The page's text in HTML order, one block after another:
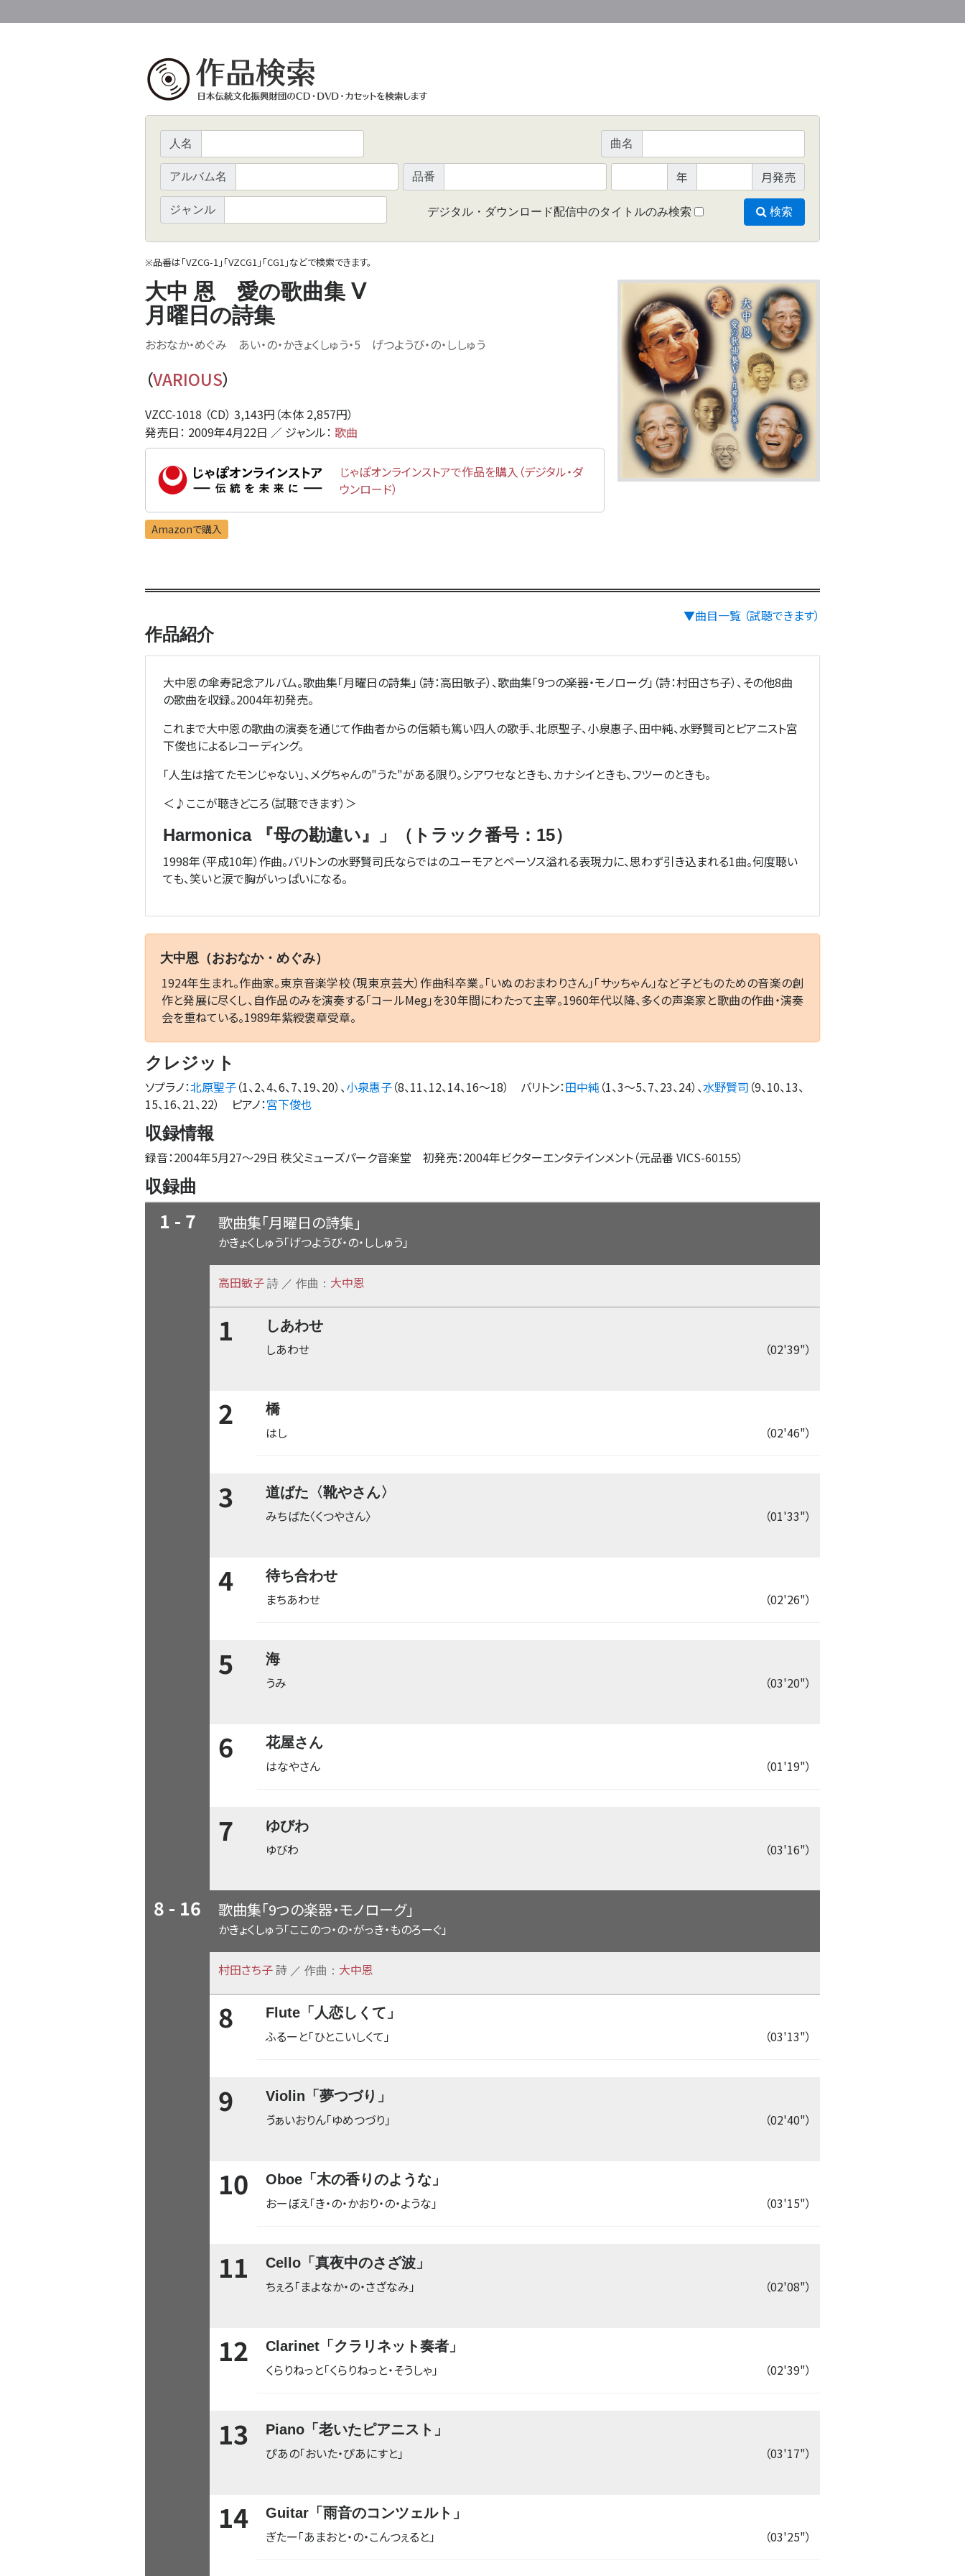
人名 曲名
アルバム名 品番 年 月発売
ジャンル デジタル・ダウンロード配信中のタイトルのみ検索 検索
※品番は「VZCG-1」「VZCG1」「CG1」などで検索できます。
大中 恩 愛の歌曲集 Ⅴ
月曜日の詩集
おおなか・めぐみ あい・の・かきょくしゅう・5 げつようび・の・ししゅう
（VARIOUS）
VZCC-1018 （CD） 3,143円（本体 2,857円）
発売日： 2009年4月22日 ／ ジャンル： 歌曲
じゃぽオンラインストアで作品を購入（デジタル・ダ
ウンロード）
Amazonで購入
▼曲目一覧 （試聴できます）
作品紹介
大中恩の傘寿記念アルバム。歌曲集「月曜日の詩集」（詩：高田敏子）、歌曲集「9つの楽器・モノローグ」（詩：村田さち子）、その他8曲
の歌曲を収録。2004年初発売。
これまで大中恩の歌曲の演奏を通じて作曲者からの信頼も篤い四人の歌手、北原聖子、小泉惠子、田中純、水野賢司とピアニスト宮
下俊也によるレコーディング。
「人生は捨てたモンじゃない」、メグちゃんの"うた"がある限り。シアワセなときも、カナシイときも、フツーのときも。
＜♪ここが聴きどころ（試聴できます）＞
Harmonica 『母の勘違い』」（トラック番号：15）
1998年（平成10年）作曲。バリトンの水野賢司氏ならではのユーモアとペーソス溢れる表現力に、思わず引き込まれる1曲。何度聴い
ても、笑いと涙で胸がいっぱいになる。
大中恩（おおなか・めぐみ）
1924年生まれ。作曲家。東京音楽学校（現東京芸大）作曲科卒業。「いぬのおまわりさん」「サッちゃん」など子どものための音楽の創
作と発展に尽くし、自作品のみを演奏する「コールMeg」を30年間にわたって主宰。1960年代以降、多くの声楽家と歌曲の作曲・演奏
会を重ねている。1989年紫綬褒章受章。
クレジット
ソプラノ：北原聖子（1、2、4、6、7、19、20）、小泉惠子（8、11、12、14、16〜18） バリトン：田中純 （1、3〜5、7、23、24）、水野賢司 （9、10、13、
15、16、21、22）
ピアノ：宮下俊也
収録情報
録音：2004年5月27〜29日 秩父ミューズパーク音楽堂 初発売：2004年ビクターエンタテインメント（元品番 VICS-60155）
収録曲
1 - 7 歌曲集「月曜日の詩集」
かきょくしゅう「げつようび・の・ししゅう」
高田敏子 詩 ／ 作曲： 大中恩
1 しあわせ
（02'39"）
しあわせ
2 橋
（02'46"）
はし
3 道ばた〈靴やさん〉
（01'33"）
みちばた〈くつやさん〉
4 待ち合わせ
（02'26"）
まちあわせ
5 海
（03'20"）
うみ
6 花屋さん
（01'19"）
はなやさん
7 ゆびわ
（03'16"）
ゆびわ
8 - 16 歌曲集「9つの楽器・モノローグ」
かきょくしゅう「ここのつ・の・がっき・ものろーぐ」
村田さち子詩 ／ 作曲： 大中恩
8 Flute「人恋しくて」
（03'13"）
ふるーと「ひとこいしくて」
9 Violin「夢つづり」
（02'40"）
ゔぁいおりん「ゆめつづり」
10 Oboe「木の香りのような」
（03'15"）
おーぼえ「き・の・かおり・の・ような」
11 Cello「真夜中のさざ波」
（02'08"）
ちぇろ「まよなか・の・さざなみ」
12 Clarinet「クラリネット奏者」
（02'39"）
くらりねっと「くらりねっと・そうしゃ」
13 Piano「老いたピアニスト」
（03'17"）
ぴあの「おいた・ぴあにすと」
14 Guitar「雨音のコンツェルト」
（03'25"）
ぎたー「あまおと・の・こんつぇると」